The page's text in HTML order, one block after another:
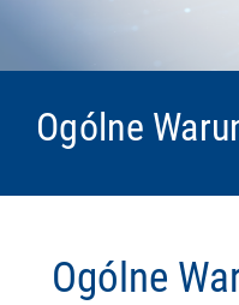
Ogólne
Ogólne